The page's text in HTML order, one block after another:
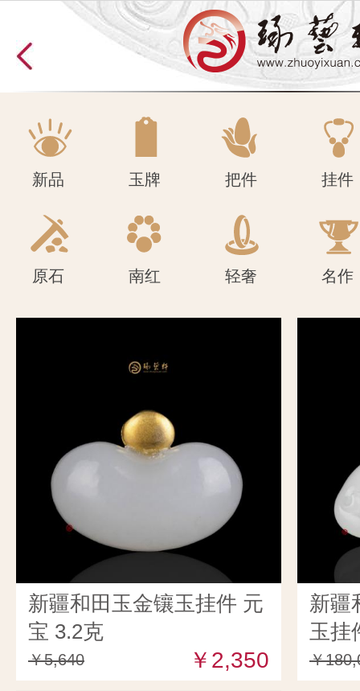
原石 南红 轻奢 名作
新品 玉牌 把件 挂件
原石 南红 轻奢 名作
新疆和田玉金镶玉挂件 元
宝 3.2克
￥5,640 ￥2,350
新疆
玉挂
￥